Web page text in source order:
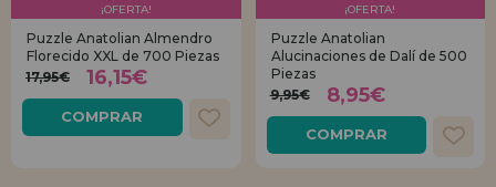
¡OFERTA!
Puzzle Anatolian Almendro
Florecido XXL de 700 Piezas
17,95€
16,15€
COMPRAR
¡OFERTA!
Puzzle Anatolian
Alucinaciones de Dalí de 500
Piezas
9,95€
8,95€
COMPRAR